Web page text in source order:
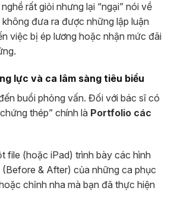
rất giỏi nhưng lại “ngại” nói về
đưa ra được những lập luận
việc bị ép lương hoặc nhận mức đãi
lực và ca lâm sàng tiêu biểu
buổi phỏng vấn. Đối với bác sĩ có
thép” chính là Portfolio các
file (hoặc iPad) trình bày các hình
(Before & After) của những ca phục
chỉnh nha mà bạn đã thực hiện